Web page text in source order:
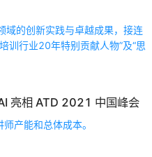
域的创新实践与卓越成果，接连
训行业20年特别贡献人物”及“思
亮相 ATD 2021 中国峰会
产能和总体成本。